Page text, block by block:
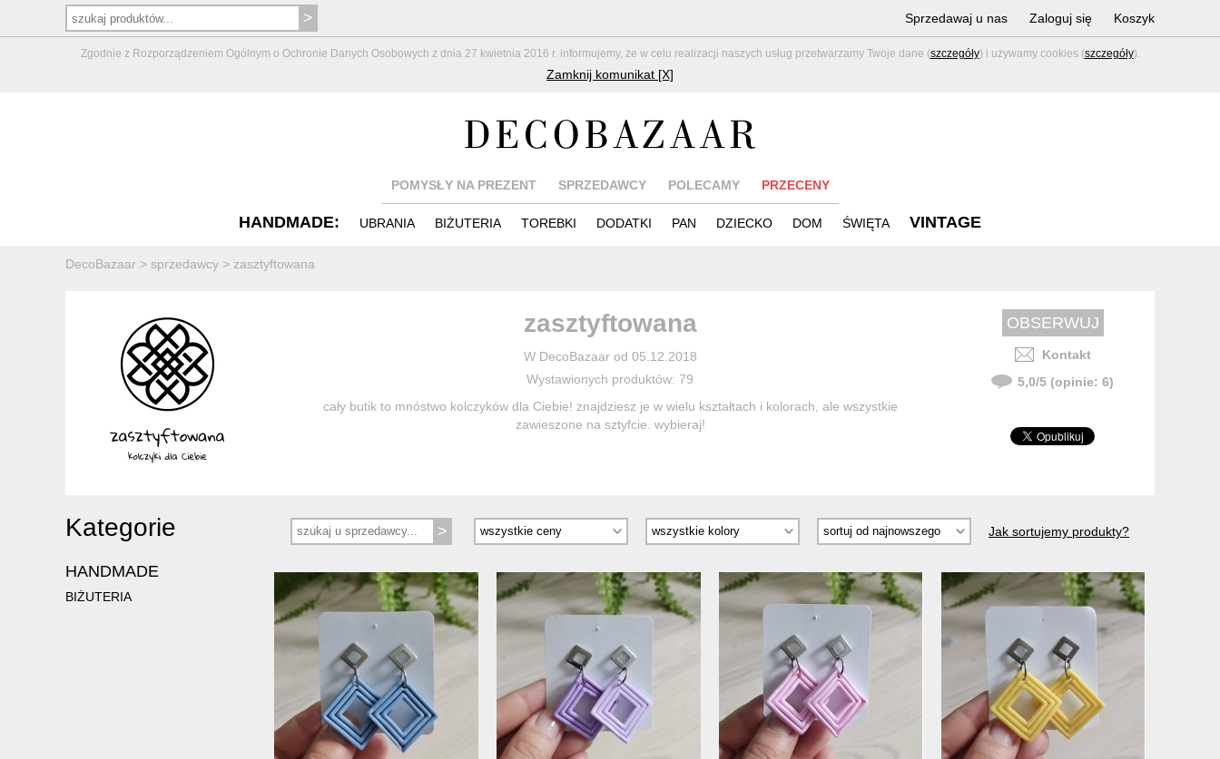
Zgodnie z Rozporządzeniem Ogólnym o Ochronie Danych Osobowych z dnia 27 kwietnia 2016 r. informujemy, że w celu realizacji naszych usług przetwarzamy Twoje dane (szczegóły) i używamy cookies (szczegóły).
Zamknij komunikat [X]
Sprzedawaj u nas Zaloguj się Koszyk
POMYSŁY NA PREZENT SPRZEDAWCY POLECAMY PRZECENY
HANDMADE: UBRANIA BIŻUTERIA TOREBKI DODATKI PAN DZIECKO DOM ŚWIĘTA VINTAGE
DecoBazaar > sprzedawcy > zasztyftowana
Kontakt
5,0/5 (opinie: 6)
zasztyftowana
W DecoBazaar od 05.12.2018
Wystawionych produktów: 79
cały butik to mnóstwo kolczyków dla Ciebie! znajdziesz je w wielu kształtach i kolorach, ale wszystkie
zawieszone na sztyfcie. wybieraj!
Kategorie
HANDMADE
BIŻUTERIA
Jak sortujemy produkty?